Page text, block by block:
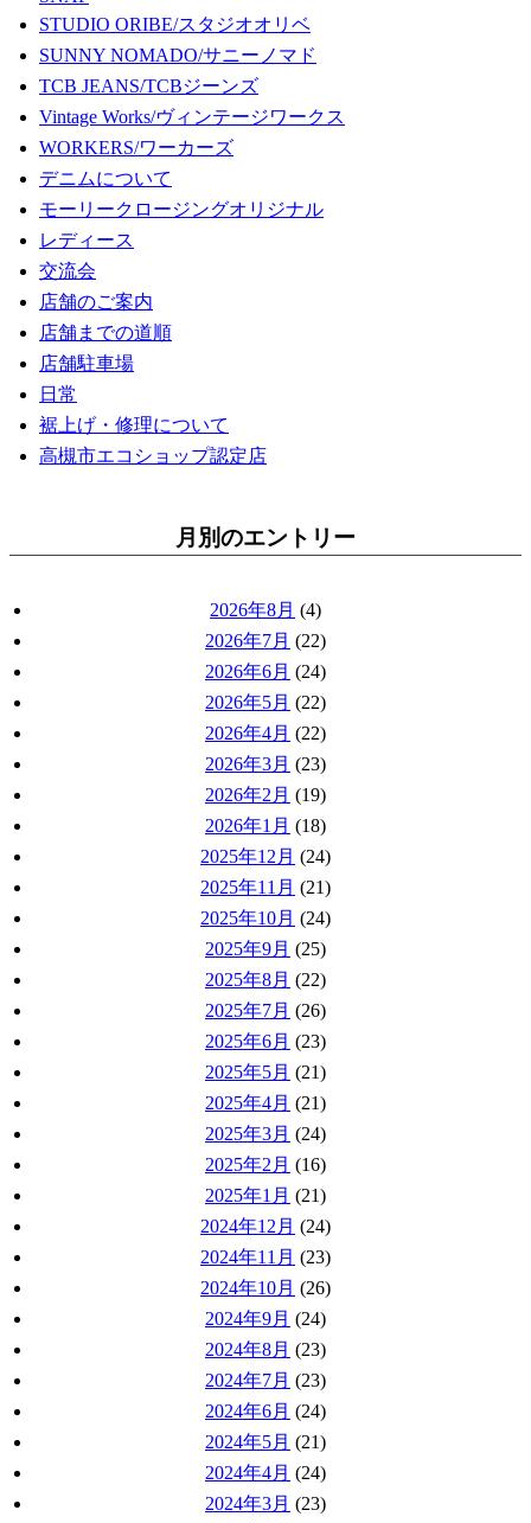
STUDIO ORIBE/スタジオオリベ
SUNNY NOMADO/サニーノマド
TCB JEANS/TCBジーンズ
Vintage Works/ヴィンテージワークス
WORKERS/ワーカーズ
デニムについて
モーリークロージングオリジナル
レディース
交流会
店舗のご案内
店舗までの道順
店舗駐車場
日常
裾上げ・修理について
高槻市エコショップ認定店
月別のエントリー
2026年8月 (4)
2026年7月 (22)
2026年6月 (24)
2026年5月 (22)
2026年4月 (22)
2026年3月 (23)
2026年2月 (19)
2026年1月 (18)
2025年12月 (24)
2025年11月 (21)
2025年10月 (24)
2025年9月 (25)
2025年8月 (22)
2025年7月 (26)
2025年6月 (23)
2025年5月 (21)
2025年4月 (21)
2025年3月 (24)
2025年2月 (16)
2025年1月 (21)
2024年12月 (24)
2024年11月 (23)
2024年10月 (26)
2024年9月 (24)
2024年8月 (23)
2024年7月 (23)
2024年6月 (24)
2024年5月 (21)
2024年4月 (24)
2024年3月 (23)